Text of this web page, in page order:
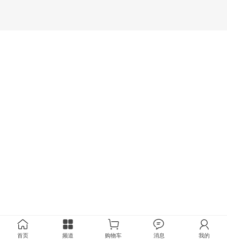
首页 频道 购物车 消息 我的